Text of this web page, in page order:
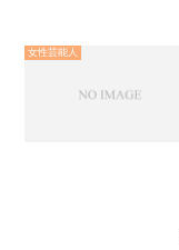
女性芸能人